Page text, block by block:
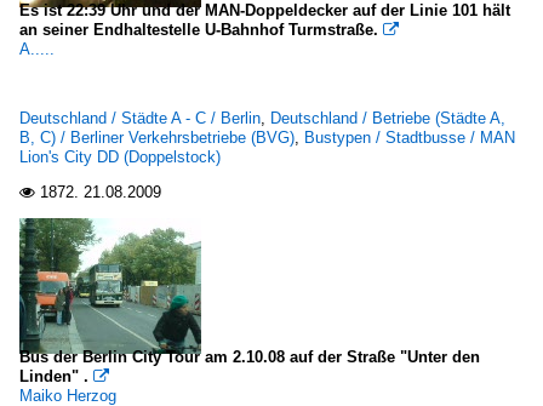
Es ist 22:39 Uhr und der MAN-Doppeldecker auf der Linie 101 hält
an seiner Endhaltestelle U-Bahnhof Turmstraße. 
A.....
Deutschland / Städte A - C / Berlin, Deutschland / Betriebe (Städte A,
B, C) / Berliner Verkehrsbetriebe (BVG), Bustypen / Stadtbusse / MAN
Lion's City DD (Doppelstock)
 1872. 21.08.2009
Bus der Berlin City Tour am 2.10.08 auf der Straße "Unter den
Linden" . 
Maiko Herzog